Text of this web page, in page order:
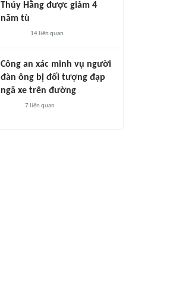
Thúy Hằng được giảm 4
năm tù
14 liên quan
Công an xác minh vụ người
đàn ông bị đối tượng đạp
ngã xe trên đường
7 liên quan